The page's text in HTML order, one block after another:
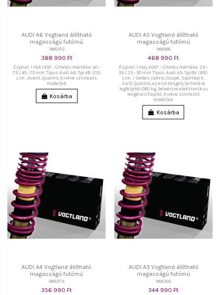
AUDI A6 Vogtland állítható
magasságú futómű
968370
388 990 Ft
Évjárat: 1 Feb 1997 - Ültetés mértéke: 40 -
75 / 40 - 75 mm Típus: Audi A6, Typ 4B (C5)
Lim., Avant, Quattro, kivéve szintezős
modellek
Kosárba
AUDI A5 Vogtland állítható
magasságú futómű
968168
468 990 Ft
Évjárat: 1 May 2007 - Ültetés mértéke: 25 -
55 / 25 - 50 mm Típus: Audi A5, Typ 8K (B8)
Lim. / Sedan, Cabrio, Coupé, Sportback,
2WD, Quattro, az első tengely terhelése
legfeljebb 1080 kg, beleértve elektronikus
lengéscsillapító, kivéve szintezős
modellek
Kosárba
AUDI A4 Vogtland állítható
magasságú futómű
968379
356 990 Ft
AUDI A3 Vogtland állítható
magasságú futómű
968302
344 990 Ft